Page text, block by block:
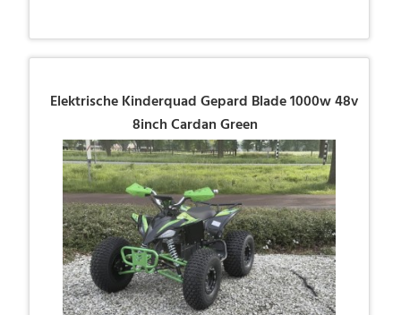
Elektrische Kinderquad Gepard Blade 1000w 48v
8inch Cardan Green